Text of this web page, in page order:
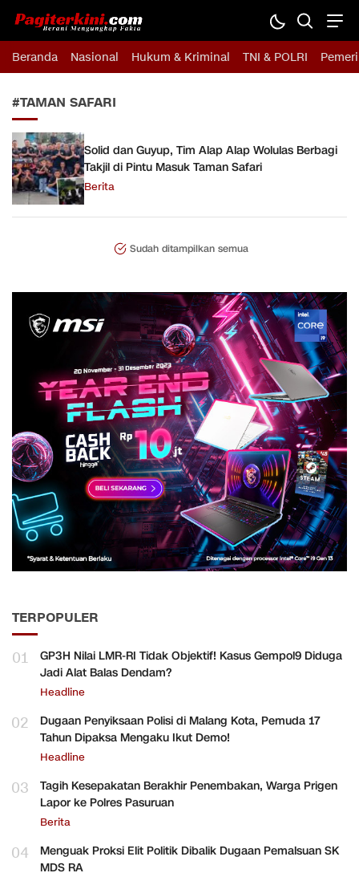
Pagiterkini.com
Berani Mengungkap Fakta
Beranda Nasional Hukum & Kriminal TNI & POLRI
#TAMAN SAFARI
Solid dan Guyup, Tim Alap Alap Wolulas Berbagi
Takjil di Pintu Masuk Taman Safari
Berita
Sudah ditampilkan semua
TERPOPULER
01
GP3H Nilai LMR-RI Tidak Objektif! Kasus Gempol9 Diduga
Jadi Alat Balas Dendam?
Headline
02
Dugaan Penyiksaan Polisi di Malang Kota, Pemuda 17
Tahun Dipaksa Mengaku Ikut Demo!
Headline
03
Tagih Kesepakatan Berakhir Penembakan, Warga Prigen
Lapor ke Polres Pasuruan
Berita
04
Menguak Proksi Elit Politik Dibalik Dugaan Pemalsuan SK
MDS RA